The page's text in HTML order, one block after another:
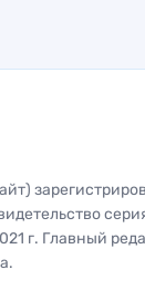
г. Главный